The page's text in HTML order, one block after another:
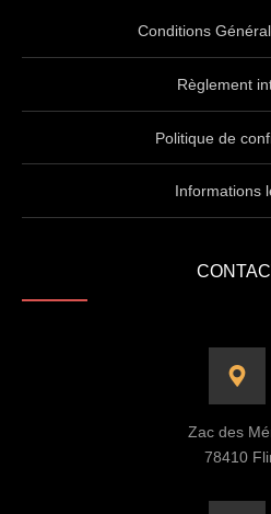
Conditions
Règlement
Politique de
Informations
Zac des
78410